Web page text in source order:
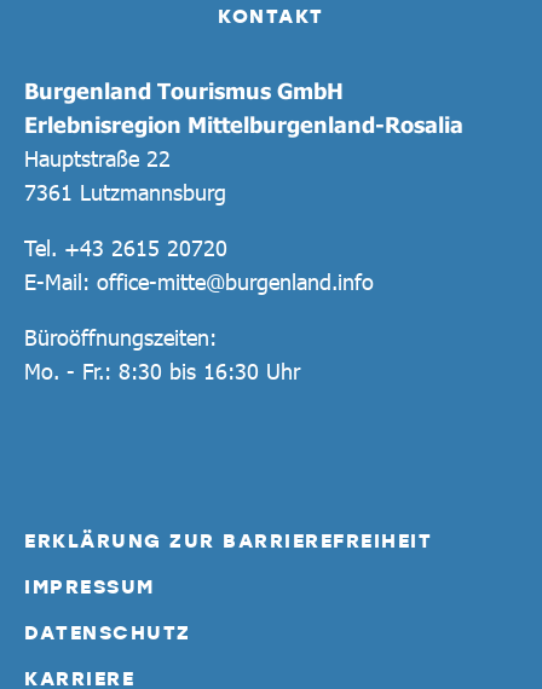
KONTAKT
Burgenland Tourismus GmbH
Erlebnisregion Mittelburgenland-Rosalia
Hauptstraße 22
7361 Lutzmannsburg
Tel. +43 2615 20720
E-Mail: office-mitte@burgenland.info
Büroöffnungszeiten:
Mo. - Fr.: 8:30 bis 16:30 Uhr
ERKLÄRUNG ZUR BARRIEREFREIHEIT
IMPRESSUM
DATENSCHUTZ
KARRIERE